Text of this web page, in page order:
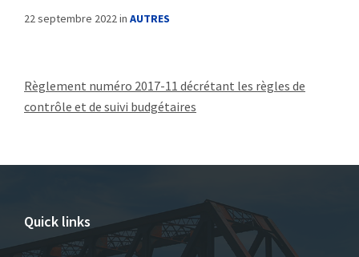
22 septembre 2022in AUTRES
Règlement numéro 2017-11 décrétant les règles de
contrôle et de suivi budgétaires
Quick links